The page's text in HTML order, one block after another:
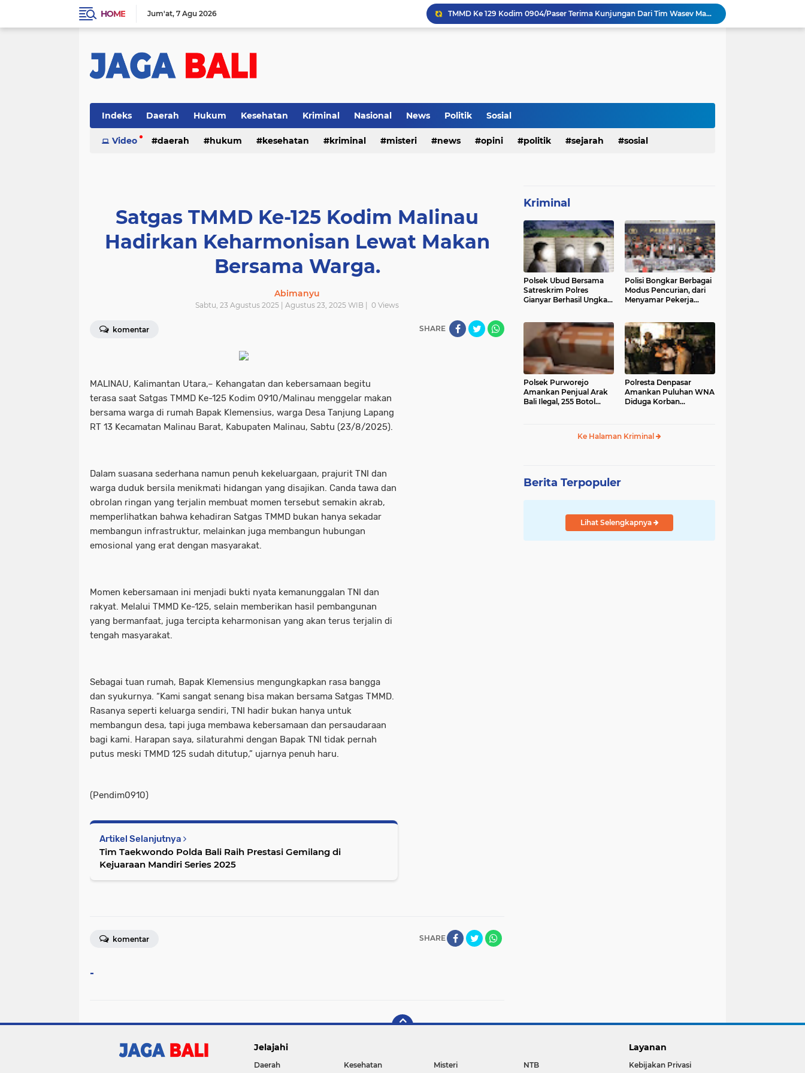
HOME Jum'at 7 Agu 2026
TMMD Ke 129 Kodim 0904/Paser Terima Kunjungan Dari Tim Wasev Mabesad
Personel Satgas TMMD 129 Kodim 0904/Paser Ciptakan Lingkungan Bersih
Rumah Bapak Sirajudin Masuk Fase Finishing Sebelum Diserahkan
Indeks Daerah Hukum Kesehatan Kriminal Nasional News Politik Sosial
Video daerah hukum kesehatan kriminal misteri news opini politik sejarah sosial
Satgas TMMD Ke-125 Kodim Malinau
Hadirkan Keharmonisan Lewat Makan
Bersama Warga.
Abimanyu
Sabtu, 23 Agustus 2025 | Agustus 23, 2025 WIB | 0 Views
komentar SHARE
MALINAU, Kalimantan Utara,– Kehangatan dan kebersamaan begitu
terasa saat Satgas TMMD Ke-125 Kodim 0910/Malinau menggelar makan
bersama warga di rumah Bapak Klemensius, warga Desa Tanjung Lapang
RT 13 Kecamatan Malinau Barat, Kabupaten Malinau, Sabtu (23/8/2025).
Dalam suasana sederhana namun penuh kekeluargaan, prajurit TNI dan
warga duduk bersila menikmati hidangan yang disajikan. Canda tawa dan
obrolan ringan yang terjalin membuat momen tersebut semakin akrab,
memperlihatkan bahwa kehadiran Satgas TMMD bukan hanya sekadar
membangun infrastruktur, melainkan juga membangun hubungan
emosional yang erat dengan masyarakat.
Momen kebersamaan ini menjadi bukti nyata kemanunggalan TNI dan
rakyat. Melalui TMMD Ke-125, selain memberikan hasil pembangunan
yang bermanfaat, juga tercipta keharmonisan yang akan terus terjalin di
tengah masyarakat.
Sebagai tuan rumah, Bapak Klemensius mengungkapkan rasa bangga
dan syukurnya. “Kami sangat senang bisa makan bersama Satgas TMMD.
Rasanya seperti keluarga sendiri, TNI hadir bukan hanya untuk
membangun desa, tapi juga membawa kebersamaan dan persaudaraan
bagi kami. Harapan saya, silaturahmi dengan Bapak TNI tidak pernah
putus meski TMMD 125 sudah ditutup,” ujarnya penuh haru.
(Pendim0910)
Artikel Selanjutnya
Tim Taekwondo Polda Bali Raih Prestasi Gemilang di
Kejuaraan Mandiri Series 2025
SHARE
komentar
-
Kriminal
Polsek Ubud Bersama
Satreskrim Polres
Gianyar Berhasil Ungkap
Polisi Bongkar Berbagai
Modus Pencurian, dari
Menyamar Pekerja
Polsek Purworejo
Amankan Penjual Arak
Bali Ilegal, 255 Botol
Polresta Denpasar
Amankan Puluhan WNA
Diduga Korban
Ke Halaman Kriminal
Berita Terpopuler
Lihat Selengkapnya
Jelajahi
Daerah Kesehatan Misteri NTB
Layanan
Kebijakan Privasi